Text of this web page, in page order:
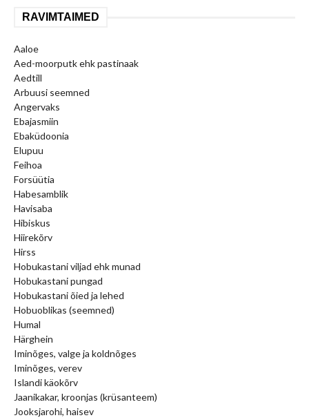
RAVIMTAIMED
Aaloe
Aed-moorputk ehk pastinaak
Aedtill
Arbuusi seemned
Angervaks
Ebajasmiin
Ebaküdoonia
Elupuu
Feihoa
Forsüütia
Habesamblik
Havisaba
Hibiskus
Hiirekõrv
Hirss
Hobukastani viljad ehk munad
Hobukastani pungad
Hobukastani õied ja lehed
Hobuoblikas (seemned)
Humal
Härghein
Iminõges, valge ja koldnõges
Iminõges, verev
Islandi käokõrv
Jaanikakar, kroonjas (krüsanteem)
Jooksjarohi, haisev